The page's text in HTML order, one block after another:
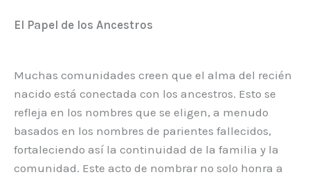
El Papel de los Ancestros
Muchas comunidades creen que el alma del recién
nacido está conectada con los ancestros. Esto se
refleja en los nombres que se eligen, a menudo
basados en los nombres de parientes fallecidos,
fortaleciendo así la continuidad de la familia y la
comunidad. Este acto de nombrar no solo honra a